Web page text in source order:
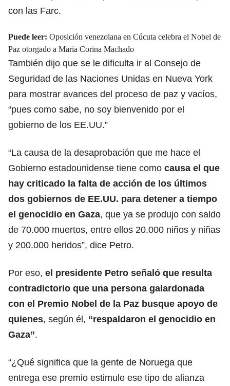
con las Farc.
Puede leer: Oposición venezolana en Cúcuta celebra el Nobel de
Paz otorgado a María Corina Machado
También dijo que se le dificulta ir al Consejo de
Seguridad de las Naciones Unidas en Nueva York
para mostrar avances del proceso de paz y vacíos,
“pues como sabe, no soy bienvenido por el
gobierno de los EE.UU.”
“La causa de la desaprobación que me hace el
Gobierno estadounidense tiene como causa el que
hay criticado la falta de acción de los últimos
dos gobiernos de EE.UU. para detener a tiempo
el genocidio en Gaza, que ya se produjo con saldo
de 70.000 muertos, entre ellos 20.000 niños y niñas
y 200.000 heridos”, dice Petro.
Por eso, el presidente Petro señaló que resulta
contradictorio que una persona galardonada
con el Premio Nobel de la Paz busque apoyo de
quienes, según él, “respaldaron el genocidio en
Gaza”.
“¿Qué significa que la gente de Noruega que
entrega ese premio estimule ese tipo de alianza